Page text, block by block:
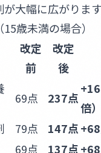
大幅に広がります
歳未満の場合）
改定
前
改定
後
69点 237点
倍）
79点 147点
69点 137点